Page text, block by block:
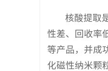
核酸提取
性差、回收率
等产品，并成
化磁性纳米颗